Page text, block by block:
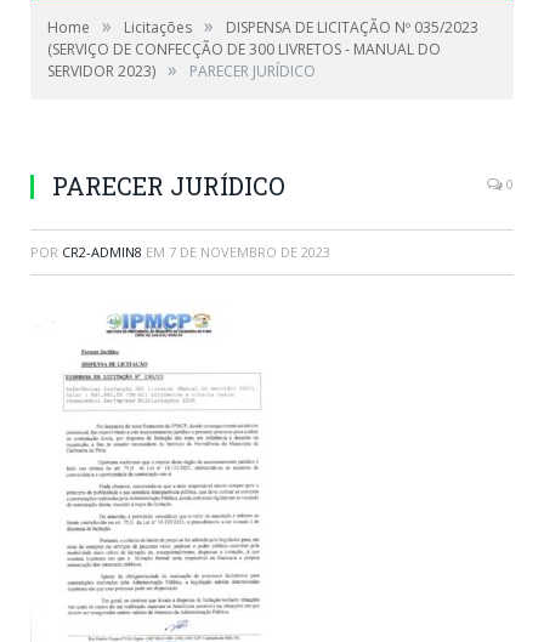
Home » Licitações »
DISPENSA DE LICITAÇÃO Nº 035/2023
(SERVIÇO DE CONFECÇÃO DE 300 LIVRETOS - MANUAL DO
SERVIDOR 2023) » PARECER JURÍDICO
PARECER JURÍDICO 0
POR CR2-ADMIN8 EM 7 DE NOVEMBRO DE 2023